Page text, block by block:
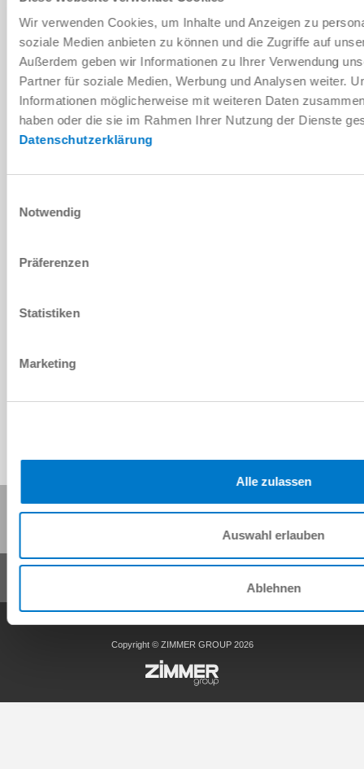
Wir verwenden Cookies, um Inhalte und Anzeigen zu
soziale Medien anbieten zu können und die Zugriffe auf
Außerdem geben wir Informationen zu Ihrer Verwendung
Partner für soziale Medien, Werbung und Analysen weiter.
Informationen möglicherweise mit weiteren Daten
haben oder die sie im Rahmen Ihrer Nutzung der Dienste
Datenschutzerklärung
Notwendig
Präferenzen
Statistiken
Marketing
Alle zulassen
Auswahl erlauben
Ablehnen
DOWNLOADS
PDF-Datenblatt
Herunterladen
Diese Seite teilen:
Copyright © ZIMMER GROUP 2026